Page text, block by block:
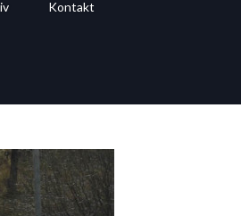
Kontakt